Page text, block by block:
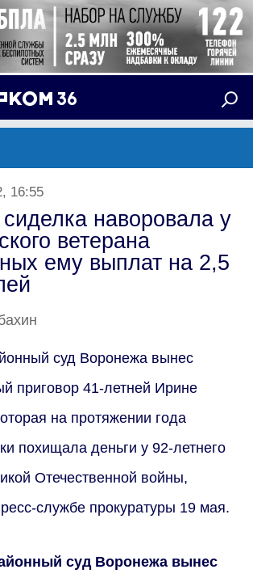
16:55
наворовала у
ветерана
ему выплат на 2,5
суд Воронежа вынес
приговор 41-летней Ирине
на протяжении года
похищала деньги у 92-летнего
Отечественной войны,
службе прокуратуры 19 мая.
суд Воронежа вынес